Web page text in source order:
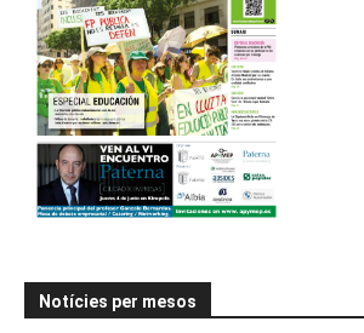
Notícies per mesos